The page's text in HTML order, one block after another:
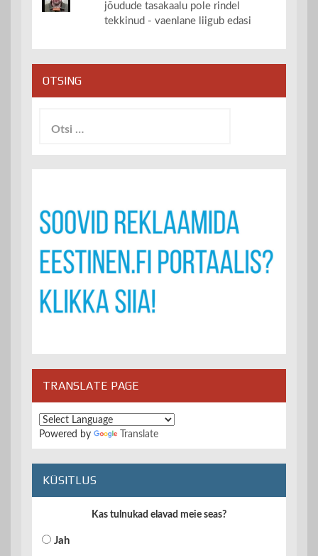
jõudude tasakaalu pole rindel
tekkinud - vaenlane liigub edasi
OTSING
TRANSLATE PAGE
Powered by Translate
KÜSITLUS
Kas tulnukad elavad meie seas?
Jah